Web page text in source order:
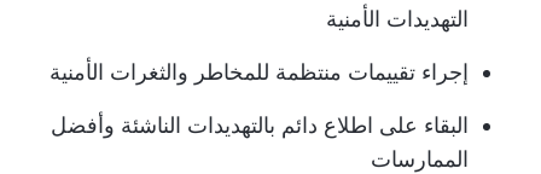
التهديدات الأمنية
إجراء تقييمات منتظمة للمخاطر والثغرات الأمنية
البقاء على اطلاع دائم بالتهديدات الناشئة وأفضل
الممارسات